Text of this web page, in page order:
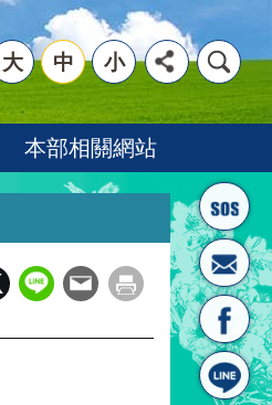
大 中 小
本部相關網站